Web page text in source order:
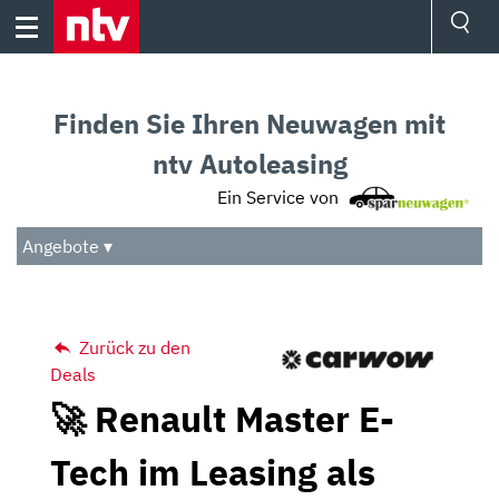
Skip
Audio
Das Beste
Finden Sie Ihren Neuwagen mit
ntv Autoleasing
Ein Service von
Angebote ▾
Zurück zu den
Deals
🚀 Renault Master E-
Tech im Leasing als